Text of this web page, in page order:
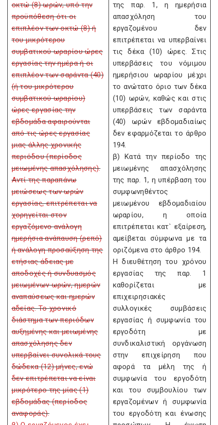
οκτώ (8) ωρών, υπό την
προϋπόθεση ότι οι
επιπλέον των οκτώ (8) ή
του μικρότερου
συμβατικού ωραρίου ώρες
εργασίας την ημέρα ή οι
επιπλέον των σαράντα (40)
(ή του μικρότερου
συμβατικού ωραρίου)
ώρες εργασίας την
εβδομάδα αφαιρούνται
από τις ώρες εργασίας
μιας άλλης χρονικής
περιόδου (περίοδος
μειωμένης απασχόλησης).
Αντί της παραπάνω
μειώσεως των ωρών
εργασίας, επιτρέπεται να
χορηγείται στον
εργαζόμενο ανάλογη
ημερήσια ανάπαυση (ρεπό)
ή ανάλογη προσαύξηση της
ετήσιας άδειας με
αποδοχές ή συνδυασμός
μειωμένων ωρών, ημερών
αναπαύσεως και ημερών
αδείας. Το χρονικό
διάστημα των περιόδων
αυξημένης και μειωμένης
απασχόλησης δεν
υπερβαίνει συνολικά τους
δώδεκα (12) μήνες, ενώ
δεν επιτρέπεται να είναι
μικρότερο της μίας (1)
εβδομάδας (περίοδος
αναφοράς).
της παρ. 1, η ημερήσια
απασχόληση του
εργαζομένου δεν
επιτρέπεται να υπερβαίνει
τις δέκα (10) ώρες. Στις
υπερβάσεις του νόμιμου
ημερήσιου ωραρίου μέχρι
το ανώτατο όριο των δέκα
(10) ωρών, καθώς και στις
υπερβάσεις των σαράντα
(40) ωρών εβδομαδιαίως
δεν εφαρμόζεται το άρθρο
194.
β) Κατά την περίοδο της
μειωμένης απασχόλησης
της παρ. 1, η υπέρβαση του
συμφωνηθέντος
μειωμένου εβδομαδιαίου
ωραρίου, η οποία
επιτρέπεται κατ` εξαίρεση,
αμείβεται σύμφωνα με τα
οριζόμενα στο άρθρο 194.
Η διευθέτηση του χρόνου
εργασίας της παρ. 1
καθορίζεται με
επιχειρησιακές
συλλογικές συμβάσεις
εργασίας ή συμφωνία του
εργοδότη με
συνδικαλιστική οργάνωση
στην επιχείρηση που
αφορά τα μέλη της ή
συμφωνία του εργοδότη
και του συμβουλίου των
εργαζομένων ή συμφωνία
του εργοδότη και ένωσης